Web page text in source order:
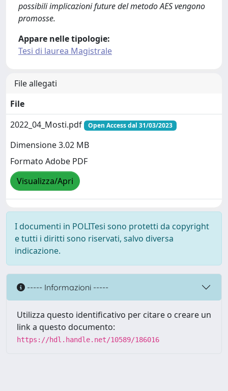
possibili implicazioni future del metodo AES vengono
promosse.
Appare nelle tipologie:
Tesi di laurea Magistrale
File allegati
File
2022_04_Mosti.pdf
Open Access dal 31/03/2023
Dimensione 3.02 MB
Formato Adobe PDF
Visualizza/Apri
I documenti in POLITesi sono protetti da copyright
e tutti i diritti sono riservati, salvo diversa
indicazione.
----- Informazioni -----
Utilizza questo identificativo per citare o creare un
link a questo documento:
https://hdl.handle.net/10589/186016